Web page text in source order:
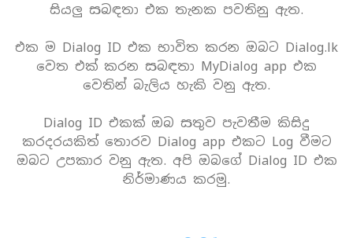
සියලු සබඳතා එක තැනක පවතිනු ඇත.
එක ම Dialog ID එක භාවිත කරන ඔබට Dialog.lk
වෙත එක් කරන සබඳතා MyDialog app එක
වෙතින් බැලිය හැකි වනු ඇත.
Dialog ID එකක් ඔබ සතුව පැවතීම කිසිදු
කරදරයකිත් තොරව Dialog app එකට Log වීමට
ඔබට උපකාර වනු ඇත. අපි ඔබගේ Dialog ID එක
නිර්මාණය කරමු.